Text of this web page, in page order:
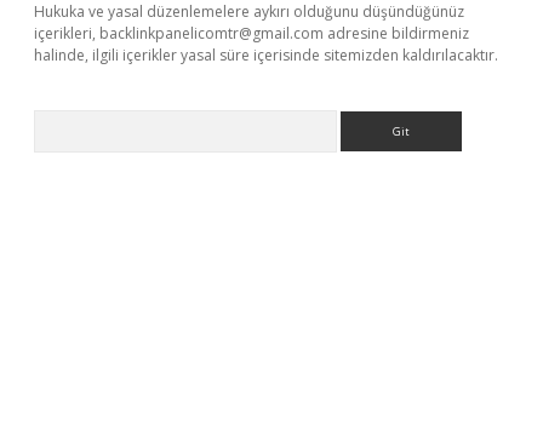
Hukuka ve yasal düzenlemelere aykırı olduğunu düşündüğünüz
içerikleri, backlinkpanelicomtr@gmail.com adresine bildirmeniz
halinde, ilgili içerikler yasal süre içerisinde sitemizden kaldırılacaktır.